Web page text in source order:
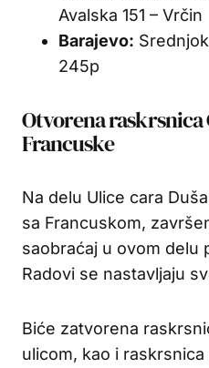
Avalska 151 – Vrčin
Barajevo:
245p
Otvorena raskrsnica
Francuske
Na delu Ulice cara
sa Francuskom,
saobraćaj u ovom delu
Radovi se nastavljaju
Biće zatvorena
ulicom, kao i